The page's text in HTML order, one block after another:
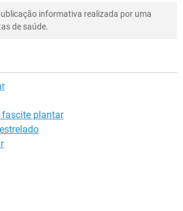
informativa realizada por uma
de saúde.
plantar